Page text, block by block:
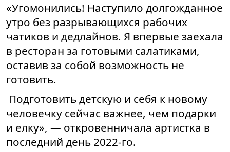
«Угомонились! Наступило долгожданное
утро без разрывающихся рабочих
чатиков и дедлайнов. Я впервые заехала
в ресторан за готовыми салатиками,
оставив за собой возможность не
готовить.
Подготовить детскую и себя к новому
человечку сейчас важнее, чем подарки
и елку», — откровенничала артистка в
последний день 2022-го.